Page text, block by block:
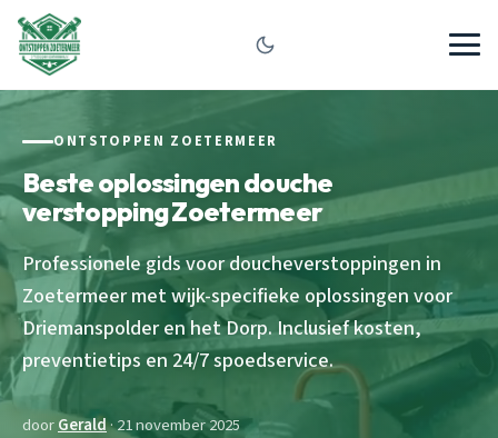
ONTSTOPPEN ZOETERMEER
Beste oplossingen douche
verstopping Zoetermeer
Professionele gids voor doucheverstoppingen in
Zoetermeer met wijk-specifieke oplossingen voor
Driemanspolder en het Dorp. Inclusief kosten,
preventietips en 24/7 spoedservice.
doorGerald· 21 november 2025